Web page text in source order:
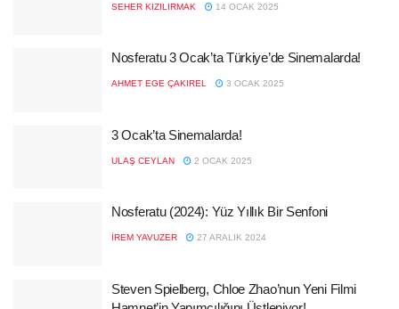
SEHER KIZILIRMAK 14 OCAK 2025
Nosferatu 3 Ocak’ta Türkiye’de Sinemalarda!
AHMET EGE ÇAKIREL 3 OCAK 2025
3 Ocak’ta Sinemalarda!
ULAŞ CEYLAN 2 OCAK 2025
Nosferatu (2024): Yüz Yıllık Bir Senfoni
İREM YAVUZER 27 ARALIK 2024
Steven Spielberg, Chloe Zhao’nun Yeni Filmi